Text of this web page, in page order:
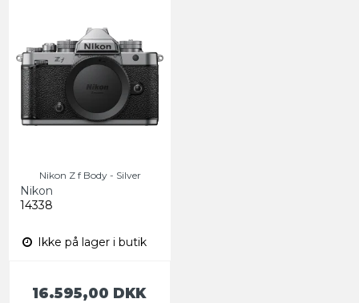
Nikon Z f Body - Silver
Nikon
14338
Ikke på lager i butik
16.595,00 DKK